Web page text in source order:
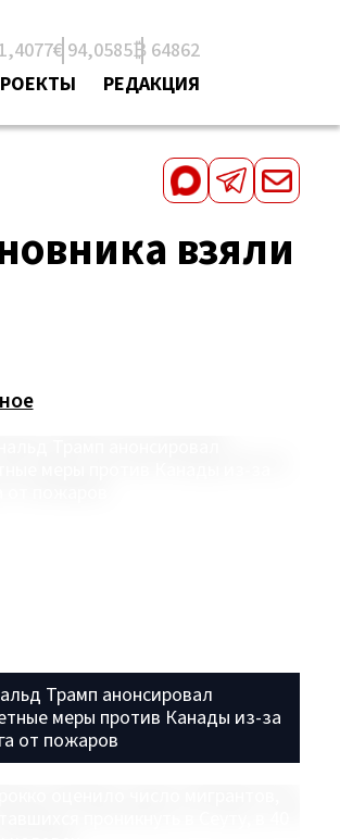
€ 94,0585₿ 64862
РЕДАКЦИЯ
взяли
Трамп анонсировал
меры против Канады из-за
от пожаров